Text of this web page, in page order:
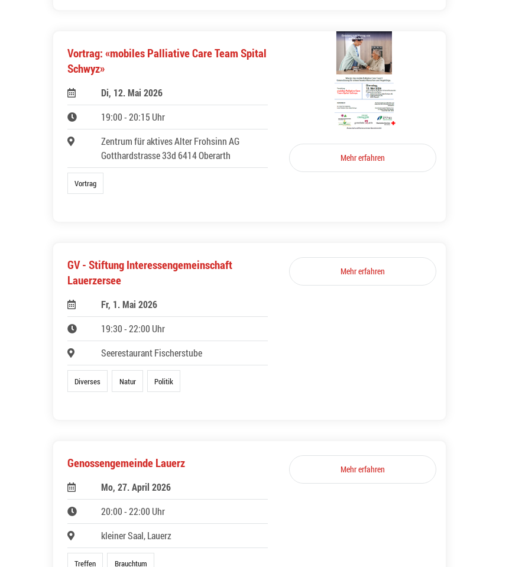
Vortrag: «mobiles Palliative Care Team Spital
Schwyz»
Di, 12. Mai 2026
19:00 - 20:15 Uhr
Zentrum für aktives Alter Frohsinn AG
Gotthardstrasse 33d 6414 Oberarth
Vortrag
Mehr erfahren
GV - Stiftung Interessengemeinschaft
Lauerzersee
Fr, 1. Mai 2026
19:30 - 22:00 Uhr
Seerestaurant Fischerstube
Diverses Natur Politik
Mehr erfahren
Genossengemeinde Lauerz
Mo, 27. April 2026
20:00 - 22:00 Uhr
kleiner Saal, Lauerz
Treffen Brauchtum
Mehr erfahren